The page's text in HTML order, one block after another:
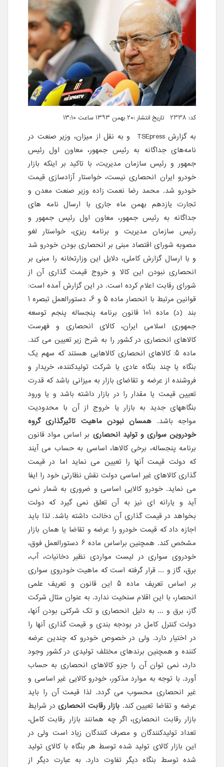
کد: 2338 تاریخ انتشار :۲۰ بهمن ۱۳۹۳ ساعت ۱۳:۱۰
به گزارش TSEpress و به نقل از میزان، وزیر صنعت در
نامه‌های جداگانه به رئیس جمهور، معاون اول رئیس
جمهور و رئیس سازمان مدیریت، با تاکید بر اینکه بازار
خودرو ایران انحصاری نیست، خواستار آزادسازی قیمت
خودرو شد. محمد رضا نعمت زاده وزیر صنعت معدن و
تجارت یازدهم بهمن ماه جاری با ارسال نامه های
جداگانه به رئیس جمهور، معاون اول رئیس جمهور و
رئیس سازمان مدیریت و برنامه ریزی، خواستار لغو
مصوبه شورای اقتصاد مبنی بر انحصاری بودن خودرو شد
و با ارسال گزارش کاملی، دلایل این وزارتخانه را مبنی بر
انحصاری نبودن این کالا و خروج قیمت گذاری آن از
شورای رقابت اعلام کرده است. در این گزارش آمده است:
قوانین مرتبط با انحصار ماده 5 و 6، دستورالعمل تبصره 1
بند (د) ماده 101 قانون برنامه پنجساله پنجم توسعه
جمهوری اسلامی ایران، کالای انحصاری و فهرست
کالاهای انحصاری در کشور را به شرح زیر تعیین می کند.
ماده 5: کالاهای انحصاری کالاهایی هستند که سهم یک
بنگاه یا چند بنگاه عادی یا شرکت تولیدکننده، خریدار و
فروشنده از عرضه و تقاضای بازار به میزانی باشد که قدرت
تعیین قیمت یا مقدار را در بازار داشته باشد و یا ورود
بنگاههای جدید به بازار یا خروج از آن با محدودیت
مواجه باشد. همسان نبودن ماهیت تاثیرگذاری گروه
خودروین سواری و تولید انحصاری بر اساس مواد قانون
برنامه پنجساله، برخی کالاها، اساسی به حساب می آیند
که دولت قیمت آنها را تعیین می نماید اما در قیمت
گذاری کالاهای غیر اساسی دولت نقش نظارتی خود را ایفا
می نماید. خودرو کالایی اساسی و ضروری به شمار نمی
آید و یارانه ای نیز به آن تعلق نمی گیرد که دولت
بخواهد در قیمت گذاری آن دخالت داشته باشد. لذا باید
اجازه داد که قیمت خودرو را عرضه و تقاضا یا همان بازار
مشخص کند. همچنین براساس ماده 6 دستورالعمل فوق،
خودروی سواری در لیست مواردی نظیر دخانیات، آب،
برق، گاز و ... قرار گرفته است که ماهیت خودروی سواری
بر اساس تعریف ماده 5 این قانون و تعریف علمی
انحصار، با این اقلام سنخیت ندارد. به عنوان مثال شرکت
گاز، برق و ... به دلیل انحصاری و تک شرکتی بودن آنها،
دولت کنترل کامل در بودجه بندی و قیمت گذاری آنها را
در اختیار دارد. ولی در خصوص خودرو که چندین عرضه
کننده و همچنین برندهای مختلف تولیدی در کشور وجود
دارد، نمی توان آن را جزو کالاهای انحصاری به حساب
آورد. با توجه به موارد مذکور، خودرو کالایی غیر اساسی و
غیر انحصاری محسوب می گردد. لذا قیمت آن را باید
عرضه و تقاضا تعیین کند. بازار رقابت انحصاریدر شرایط
بازار رقابت انحصاری، اگر چه همانند بازار رقابت کامل،
تعداد تولیدکنندگان و مصرف کنندگان زیاد است ولی در
این بازار کالای تولید شده توسط هر بنگاه با کالای تولید
شده توسط بنگاه دیگر تفاوت دارد. به عبارت دیگر از